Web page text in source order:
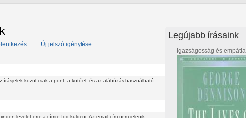
Új jelszó igénylése
írásjelek közül csak a pont, a kötőjel, és az aláhúzás használható.
levelet erre a címre fog küldeni. Az email cím nem jelenik
Legújabb írásaink
Igazságosság és empátia